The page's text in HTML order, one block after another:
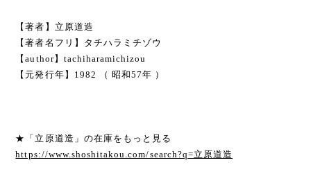
【著者】立原道造
【著者名フリ】タチハラミチゾウ
【author】tachiharamichizou
【元発行年】1982 （ 昭和57年 ）
★「立原道造」の在庫をもっと見る
https://www.shoshitakou.com/search?q=立原道造